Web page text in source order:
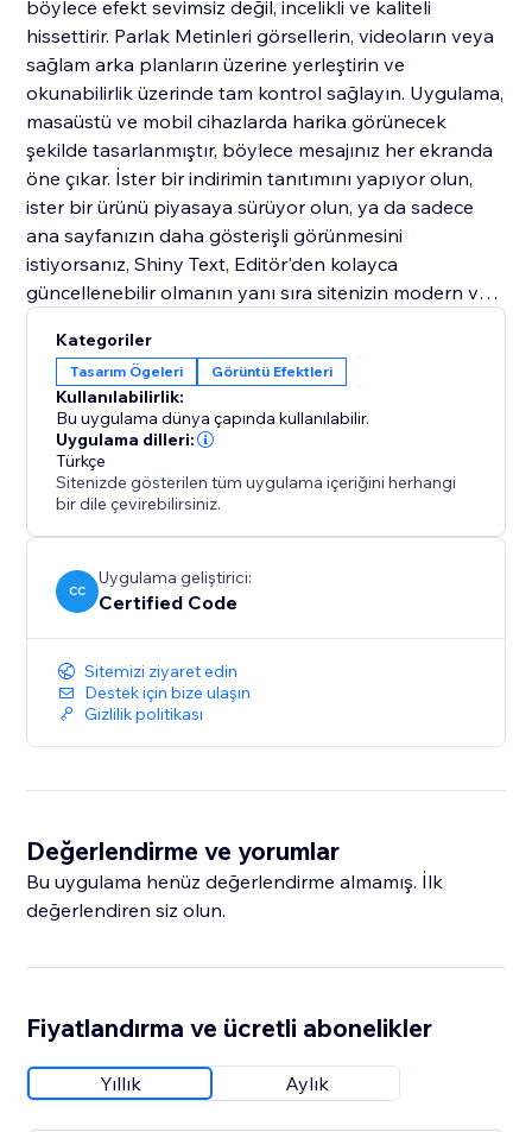
böylece efekt sevimsiz değil, incelikli ve kaliteli
hissettirir. Parlak Metinleri görsellerin, videoların veya
sağlam arka planların üzerine yerleştirin ve
okunabilirlik üzerinde tam kontrol sağlayın. Uygulama,
masaüstü ve mobil cihazlarda harika görünecek
şekilde tasarlanmıştır, böylece mesajınız her ekranda
öne çıkar. İster bir indirimin tanıtımını yapıyor olun,
ister bir ürünü piyasaya sürüyor olun, ya da sadece
ana sayfanızın daha gösterişli görünmesini
istiyorsanız, Shiny Text, Editör'den kolayca
güncellenebilir olmanın yanı sıra sitenizin modern ve
Kategoriler
Tasarım Ögeleri Görüntü Efektleri
Kullanılabilirlik:
Bu uygulama dünya çapında kullanılabilir.
Uygulama dilleri:
Türkçe
Sitenizde gösterilen tüm uygulama içeriğini herhangi
bir dile çevirebilirsiniz.
CC
Uygulama geliştirici:
Certified Code
Sitemizi ziyaret edin
Destek için bize ulaşın
Gizlilik politikası
Değerlendirme ve yorumlar
Bu uygulama henüz değerlendirme almamış. İlk
değerlendiren siz olun.
Fiyatlandırma ve ücretli abonelikler
Yıllık Aylık